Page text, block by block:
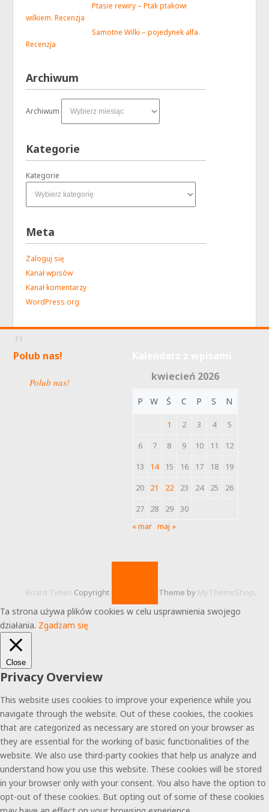
Ptasie rewiry – Ptak ptakowi
wilkiem. Recenzja
Samotne Wilki – pojedynek alfa.
Recenzja
Archiwum
Archiwum
Kategorie
Kategorie
Meta
Zaloguj się
Kanał wpisów
Kanał komentarzy
WordPress.org
Polub nas!
Polub nas!
kwiecień 2026
P W Ś C P S N
1 2 3 4
5
6
7 8 9 10 11
12
13
14 15 16 17 18
19
20
21 22 23 24 25
26
27
28 29
30
« mar maj »
Board Times Copyright © 2026. Theme by MyThemeShop.
Ta strona używa plików cookies w celu usprawnienia swojego
działania. Zgadzam się
Close
Privacy Overview
This website uses cookies to improve your experience while you
navigate through the website. Out of these cookies, the cookies
that are categorized as necessary are stored on your browser as
they are essential for the working of basic functionalities of the
website. We also use third-party cookies that help us analyze and
understand how you use this website. These cookies will be stored
in your browser only with your consent. You also have the option to
opt-out of these cookies. But opting out of some of these cookies